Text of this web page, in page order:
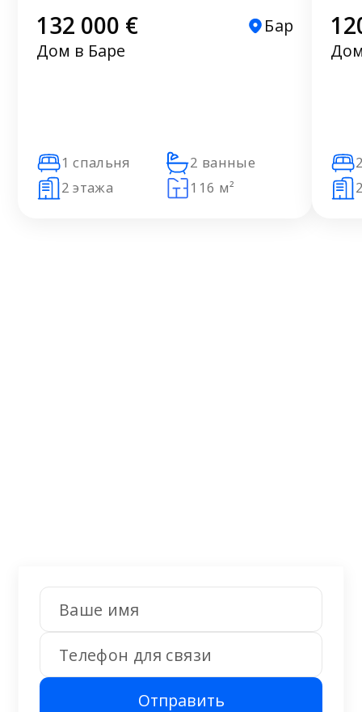
132 000 €
Бар
Дом в Баре
1 спальня
2 ванные
2 этажа
116 м²
Отправить